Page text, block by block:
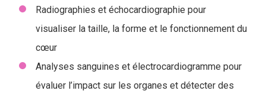
Radiographies et échocardiographie pour
visualiser la taille, la forme et le fonctionnement du
cœur
Analyses sanguines et électrocardiogramme pour
évaluer l’impact sur les organes et détecter des